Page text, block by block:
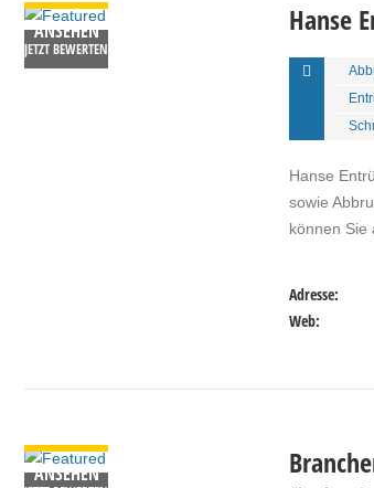
ANSEHEN
JETZT BEWERTEN
Hanse
Hanse
sowie
können Sie
Adresse:
Web:
ANSEHEN